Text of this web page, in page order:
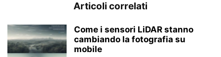
Articoli correlati
Come i sensori LiDAR stanno
cambiando la fotografia su
mobile